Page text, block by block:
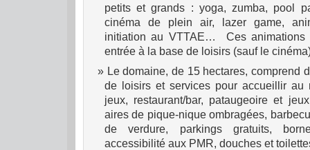
petits et grands : yoga, zumba, pool
cinéma de plein air, lazer game,
initiation au VTTAE… Ces animations
entrée à la base de loisirs (sauf le
Le domaine, de 15 hectares, comprend
de loisirs et services pour accueillir
jeux, restaurant/bar, pataugeoire et
aires de pique-nique ombragées,
de verdure, parkings gratuits,
accessibilité aux PMR, douches et